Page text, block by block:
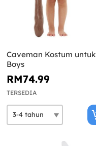
Caveman Kostum untuk
Boys
RM74.99
TERSEDIA